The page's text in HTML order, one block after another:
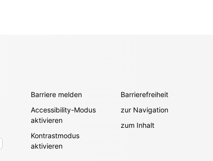
Barriere melden
Accessibility-Modus
aktivieren
Kontrastmodus
aktivieren
Barrierefreiheit
zur Navigation
zum Inhalt